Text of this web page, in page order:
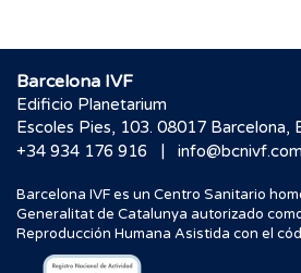
Barcelona IVF
Edificio Planetarium
Escoles Pies, 103. 08017 Barcelona,
+34 934 176 916
| info@bcnivf.com
Barcelona IVF es un Centro Sanitario
Generalitat de Catalunya autorizado
Reproducción Humana Asistida con el